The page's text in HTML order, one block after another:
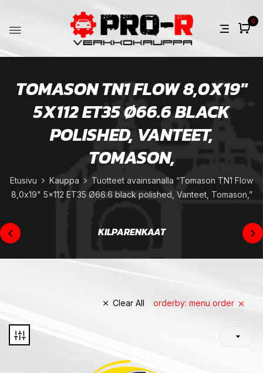
0
TOMASON TN1 FLOW 8,0X19"
5X112 ET35 Ø66.6 BLACK
POLISHED, VANTEET,
TOMASON,
Etusivu Kauppa
Tuotteet avainsanalla “Tomason TN1 Flow
8,0x19" 5x112 ET35 Ø66.6 black polished, Vanteet, Tomason,”
KILPARENKAAT
Clear All orderby: menu order